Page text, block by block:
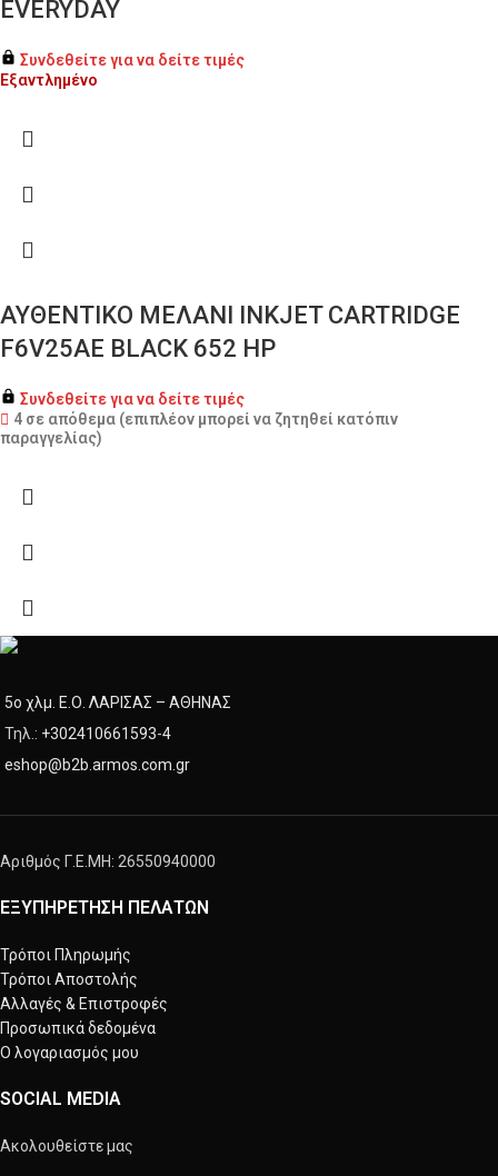
EVERYDAY
Συνδεθείτε για να δείτε τιμές
Εξαντλημένο
ΑΥΘΕΝΤΙΚΟ ΜΕΛΑΝΙ INKJET CARTRIDGE
F6V25AE BLACK 652 HP
Συνδεθείτε για να δείτε τιμές
4 σε απόθεμα (επιπλέον μπορεί να ζητηθεί κατόπιν
παραγγελίας)
5ο χλμ. Ε.Ο. ΛΑΡΙΣΑΣ – ΑΘΗΝΑΣ
Τηλ.: +302410661593-4
eshop@b2b.armos.com.gr
Αριθμός Γ.Ε.ΜΗ: 26550940000
ΕΞΥΠΗΡΕΤΗΣΗ ΠΕΛΑΤΩΝ
Τρόποι Πληρωμής
Τρόποι Αποστολής
Αλλαγές & Επιστροφές
Προσωπικά δεδομένα
Ο λογαριασμός μου
SOCIAL MEDIA
Ακολουθείστε μας